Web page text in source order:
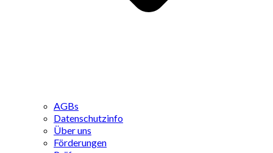
AGBs
Datenschutzinfo
Über uns
Förderungen